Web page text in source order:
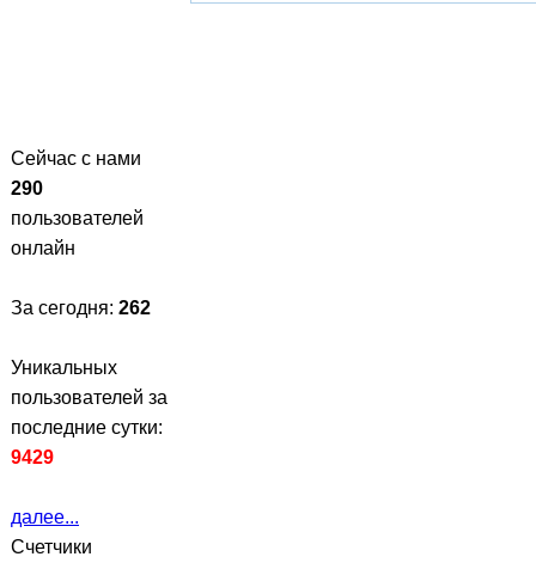
Сейчас с нами
290
пользователей
онлайн
За сегодня: 262
Уникальных
пользователей за
последние сутки:
9429
далее...
Счетчики